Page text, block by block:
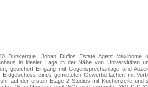
Dunkerque. Johan Duflos Estate Agent Maxihome
in idealer Lage in der Nähe von Universitäten
gesichert Eingang mit Gegensprechanlage und
Erdgeschoss eines gemieteten Gewerbeflächen mit
auf der ersten Etage 2 Studios mit Küchenzeile und